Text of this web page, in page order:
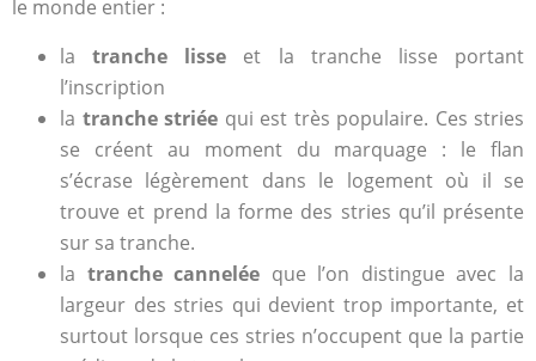
le monde entier :
latranche lisse et la tranche lisse portant
l’inscription
la tranche striée qui est très populaire. Ces stries
se créent au moment du marquage : le flan
s’écrase légèrement dans le logement où il se
trouve et prend la forme des stries qu’il présente
sur sa tranche.
la tranche cannelée que l’on distingue avec la
largeur des stries qui devient trop importante, et
surtout lorsque ces stries n’occupent que la partie